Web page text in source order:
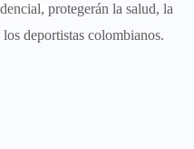
protegerán la salud, la
deportistas colombianos.